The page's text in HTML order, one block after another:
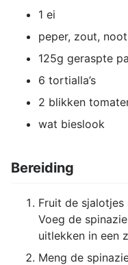
1 ei
peper, zout,
125g geraspte
6 tortialla’s
2 blikken
wat bieslook
Bereiding
Fruit de
Voeg de
uitlekken in een
Meng de